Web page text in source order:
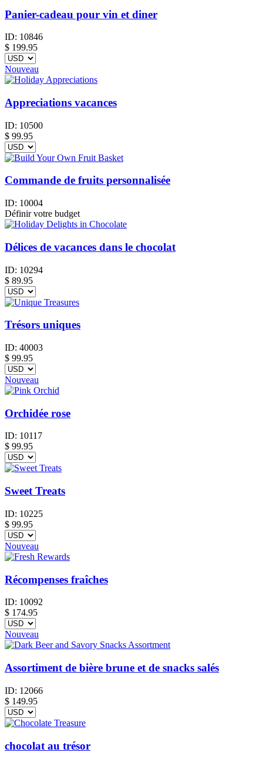
Panier-cadeau pour vin et diner
ID: 10846
$ 199.95
Nouveau
Appreciations vacances
ID: 10500
$ 99.95
Commande de fruits personnalisée
ID: 10004
Définir votre budget
Délices de vacances dans le chocolat
ID: 10294
$ 89.95
Trésors uniques
ID: 40003
$ 99.95
Nouveau
Orchidée rose
ID: 10117
$ 99.95
Sweet Treats
ID: 10225
$ 99.95
Nouveau
Récompenses fraîches
ID: 10092
$ 174.95
Nouveau
Assortiment de bière brune et de snacks salés
ID: 12066
$ 149.95
chocolat au trésor